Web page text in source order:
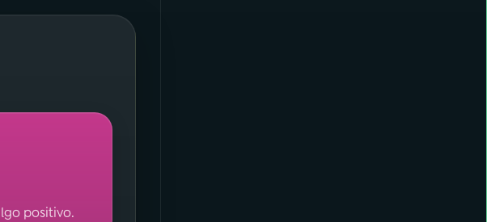
positivo.